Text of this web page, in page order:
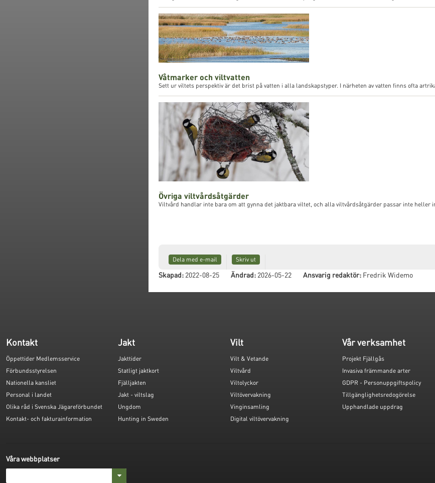
Våtmarker och viltvatten
Sett ur viltets perspektiv är det brist på vatten i alla landskapstyper. I närheten av vatten finns ofta
Övriga viltvårdsåtgärder
Viltvård handlar inte bara om att gynna det jaktbara viltet, och alla viltvårdsåtgärder passar inte heller
Dela med e-mail Skriv ut
Skapad:2022-08-25 Ändrad:2026-05-22 Ansvarig redaktör:Fredrik Widemo
Kontakt
Öppettider Medlemsservice
Förbundsstyrelsen
Nationella kansliet
Personal i landet
Olika råd i Svenska Jägareförbundet
Kontakt- och fakturainformation
Jakt
Jakttider
Statligt jaktkort
Fjälljakten
Jakt - viltslag
Ungdom
Hunting in Sweden
Vilt
Vilt & Vetande
Viltvård
Viltolyckor
Viltövervakning
Vinginsamling
Digital viltövervakning
Vår verksamhet
Projekt Fjällgås
Invasiva främmande arter
GDPR - Personuppgiftspolicy
Tillgänglighetsredogörelse
Upphandlade uppdrag
Våra webbplatser